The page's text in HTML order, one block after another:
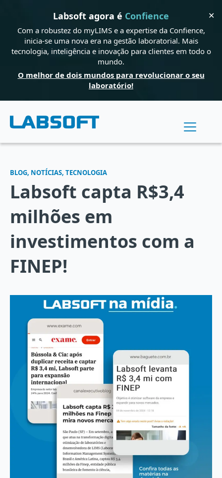
Labsoft agora é Confience
Com a robustez do myLIMS e a expertise da Confience,
inicia-se uma nova era na gestão laboratorial. Mais
tecnologia, inteligência e inovação para clientes em todo o
mundo.
O melhor de dois mundos para revolucionar o seu
laboratório!
✕
BLOG, NOTÍCIAS, TECNOLOGIA
Labsoft capta R$3,4
milhões em
investimentos com a
FINEP!